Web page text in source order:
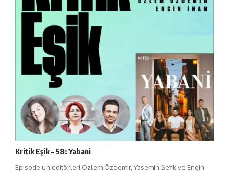
Kritik Eşik – 58: Yabani
Episode’un editörleri Özlem Özdemir, Yasemin Şefik ve Engin